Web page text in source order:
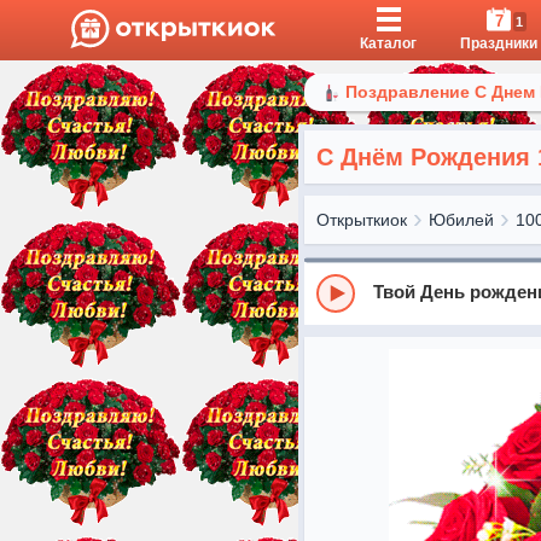
Каталог
7 1
Праздники
Поздравление С
С Днём Рождения
Открыткиок Юбилей
Твой День